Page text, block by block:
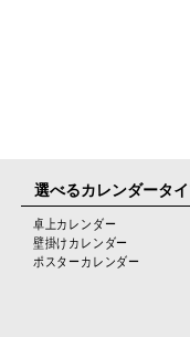
選べるカレンダータ
卓上カレンダー
壁掛けカレンダー
ポスターカレンダー